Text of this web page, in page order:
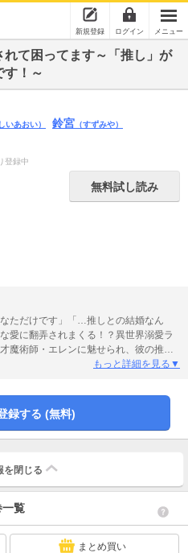
新規登録 ログイン メニュー
て困ってます～「推し」が
す！～
いあおい） 鈴宮 （すずみや）
登録中
無料試し読み
ただけです」「…推しとの結婚なん
愛に翻弄されまくる！？異世界溺愛ラ
魔術師・エレンに魅せられ、彼の推し
の父親から「お前の結婚相手にエレン
ぜか熱い求愛を受けて―…？推しとの
む愛の強い天才魔術師、ふたりの溺愛攻
もっと詳細を見る▼
録する (無料)
を 閉じる
一覧
まとめ買い